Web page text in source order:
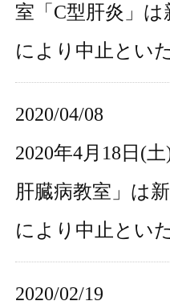
室「C型肝炎」
により中止とい
2020/04/08
2020年4月18日(
肝臓病教室」は
により中止とい
2020/02/19